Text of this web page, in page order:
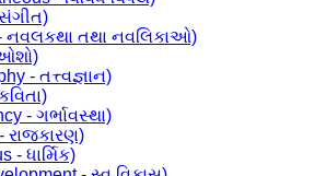
નવલકથા તથા નવલિકાઓ)
- તત્ત્વજ્ઞાન)
- ગર્ભાવસ્થા)
રાજકારણ)
- ધાર્મિક)